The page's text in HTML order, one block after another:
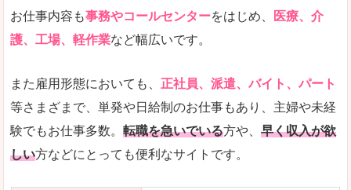
ただし、求人情報が少し見づらいです。
「マイナビ転職女性のおしごと」で「安達郡大
玉村」の
求人を含んだページを見てみる
お仕事内容も事務やコールセンターをはじめ、
医療、介
護、工場、軽作業など幅広いです。
また雇用形態においても、 正社員、派遣、バイト、パート
等さまざまで、単発や日給制のお仕事もあり、主婦や未経
験でもお仕事多数。 転職を急いでいる方や、 早く収入が欲
しい方などにとっても便利なサイトです。